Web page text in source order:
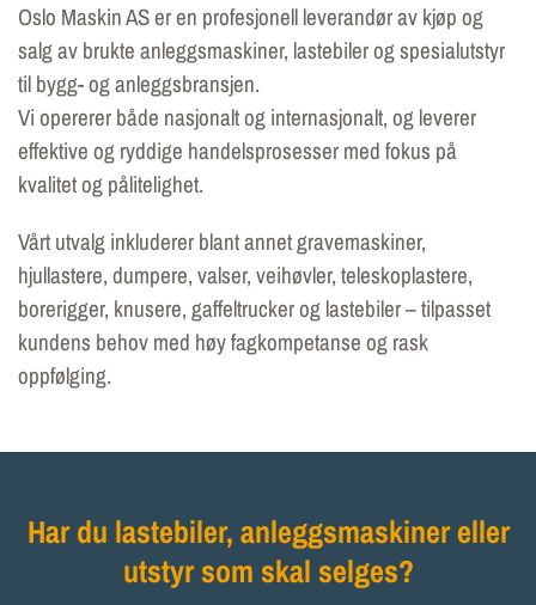
Oslo Maskin AS er en profesjonell leverandør av kjøp og
salg av brukte anleggsmaskiner, lastebiler og spesialutstyr
til bygg- og anleggsbransjen.
Vi opererer både nasjonalt og internasjonalt, og leverer
effektive og ryddige handelsprosesser med fokus på
kvalitet og pålitelighet.
Vårt utvalg inkluderer blant annet gravemaskiner,
hjullastere, dumpere, valser, veihøvler, teleskoplastere,
borerigger, knusere, gaffeltrucker og lastebiler – tilpasset
kundens behov med høy fagkompetanse og rask
oppfølging.
Har du lastebiler, anleggsmaskiner eller
utstyr som skal selges?